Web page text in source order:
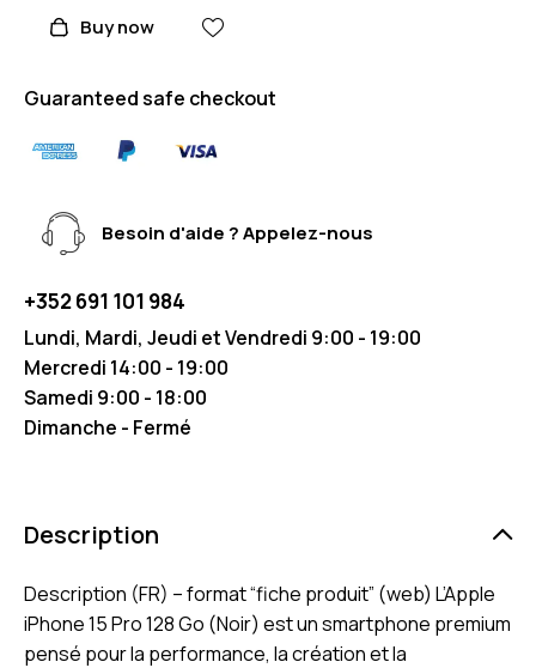
Buy now
Guaranteed safe checkout
Besoin d'aide ? Appelez-nous
+352 691 101 984
Lundi, Mardi, Jeudi et Vendredi 9:00 - 19:00
Mercredi 14:00 - 19:00
Samedi 9:00 - 18:00
Dimanche - Fermé
Description
Description (FR) – format “fiche produit” (web) L’Apple
iPhone 15 Pro 128 Go (Noir) est un smartphone premium
pensé pour la performance, la création et la